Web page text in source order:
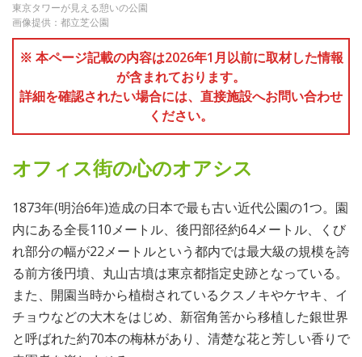
東京タワーが見える憩いの公園
画像提供：都立芝公園
※ 本ページ記載の内容は2026年1月以前に取材した情報
が含まれております。
詳細を確認されたい場合には、直接施設へお問い合わせ
ください。
オフィス街の心のオアシス
1873年(明治6年)造成の日本で最も古い近代公園の1つ。園
内にある全長110メートル、後円部径約64メートル、くび
れ部分の幅が22メートルという都内では最大級の規模を誇
る前方後円墳、丸山古墳は東京都指定史跡となっている。
また、開園当時から植樹されているクスノキやケヤキ、イ
チョウなどの大木をはじめ、新宿角筈から移植した銀世界
と呼ばれた約70本の梅林があり、清楚な花と芳しい香りで